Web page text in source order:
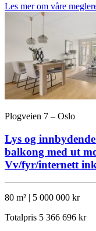
Les mer om våre
Plogveien 7 – Oslo
Lys og
balkong med ut
Vv/fyr/internett
80 m² | 5 000 000 kr
Totalpris 5 366 696 kr